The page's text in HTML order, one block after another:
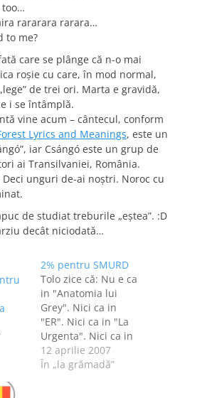
too…
rararara rarara…
to me?
care se plânge că n-o mai
roşie cu care, în mod normal,
de trei ori. Marta e gravidă,
i se întâmplă.
vine acum – cântecul, conform
Lyrics and Meanings, este un
iar Csángó este un grup de
ai Transilvaniei, România.
Deci unguri de-ai noştri. Noroc cu
de studiat treburile „eştea”. :D
decât niciodată…
2% pentru SMURD
Tolo zice că: Nu e ca
in "Anatomia lui
Grey". Nici ca in
"ER". Nici ca in "La
Urgenta". Nici ca in
"Moartea domnului
Lazarescu". In filmul
12 aprilie 2007
În „la grămadă”